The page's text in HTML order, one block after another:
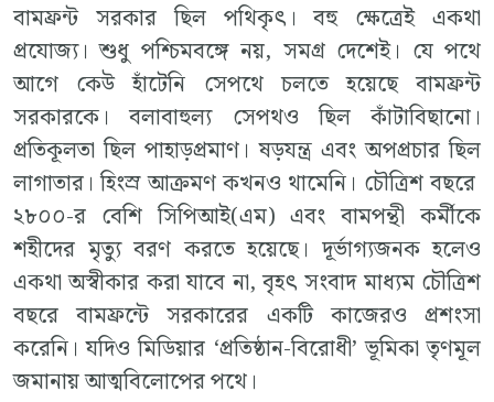
বামফ্রন্ট সরকার ছিল পথিকৃৎ। বহু ক্ষেত্রেই একথা
প্রযোজ্য। শুধু পশ্চিমবঙ্গে নয়, সমগ্র দেশেই। যে পথে
আগে কেউ হাঁটেনি সেপথে চলতে হয়েছে বামফ্রন্ট
সরকারকে। বলাবাহুল্য সেপথও ছিল কাঁটাবিছানো।
প্রতিকূলতা ছিল পাহাড়প্রমাণ। ষড়যন্ত্র এবং অপপ্রচার ছিল
লাগাতার। হিংস্র আক্রমণ কখনও থামেনি। চৌত্রিশ বছরে
২৮০০-র বেশি সিপিআই(এম) এবং বামপন্থী কর্মীকে
শহীদের মৃত্যু বরণ করতে হয়েছে। দূর্ভাগ্যজনক হলেও
একথা অস্বীকার করা যাবে না, বৃহৎ সংবাদ মাধ্যম চৌত্রিশ
বছরে বামফ্রন্টে সরকারের একটি কাজেরও প্রশংসা
করেনি। যদিও মিডিয়ার ‘প্রতিষ্ঠান-বিরোধী’ ভূমিকা তৃণমূল
জমানায় আত্মবিলোপের পথে।